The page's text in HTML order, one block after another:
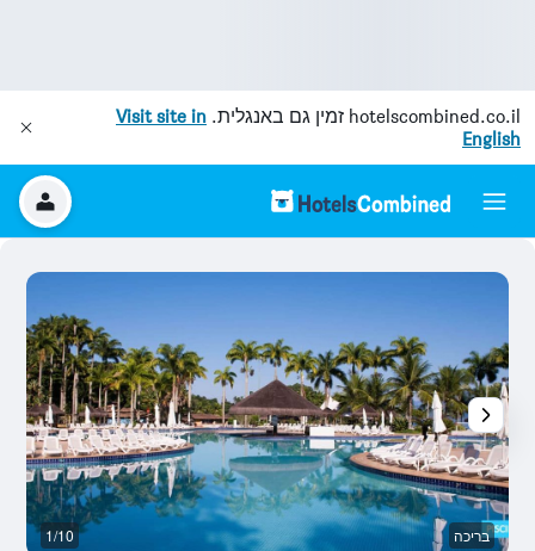
hotelscombined.co.il זמין גם באנגלית. Visit site in
English
בריכה 1/10